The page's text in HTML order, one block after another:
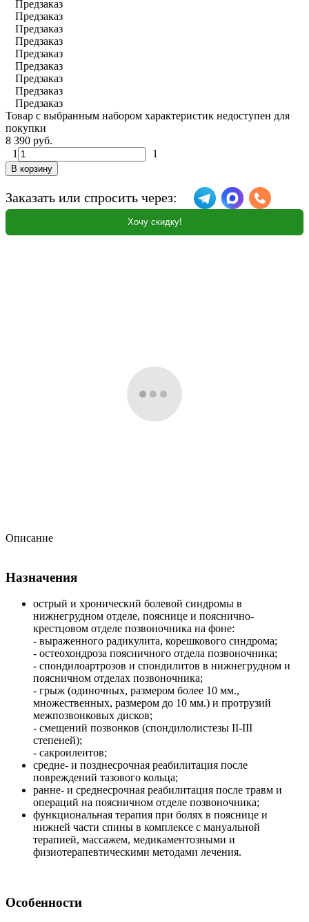
Предзаказ
Предзаказ
Предзаказ
Предзаказ
Предзаказ
Предзаказ
Предзаказ
Предзаказ
Предзаказ
Товар с выбранным набором характеристик недоступен для
покупки
8 390 руб.
1
1
В корзину
Заказать или спросить через:
Хочу скидку!
Описание
Назначения
острый и хронический болевой синдромы в
нижнегрудном отделе, пояснице и пояснично-
крестцовом отделе позвоночника на фоне:
- выраженного радикулита, корешкового синдрома;
- остеохондроза поясничного отдела позвоночника;
- спондилоартрозов и спондилитов в нижнегрудном и
поясничном отделах позвоночника;
- грыж (одиночных, размером более 10 мм.,
множественных, размером до 10 мм.) и протрузий
межпозвонковых дисков;
- смещений позвонков (спондилолистезы II-III
степеней);
- сакроилеитов;
средне- и позднесрочная реабилитация после
повреждений тазового кольца;
ранне- и среднесрочная реабилитация после травм и
операций на поясничном отделе позвоночника;
функциональная терапия при болях в пояснице и
нижней части спины в комплексе с мануальной
терапией, массажем, медикаментозными и
физиотерапевтическими методами лечения.
Особенности